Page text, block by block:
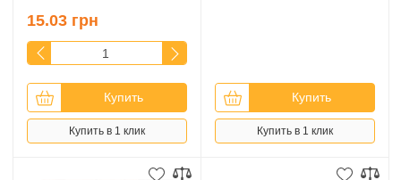
15.03 грн
Купить
Купить в 1 клик
Купить
Купить в 1 клик